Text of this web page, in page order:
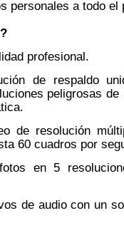
personales a todo el
profesional.
de respaldo
peligrosas
de resolución
60 cuadros por
en 5
de audio con un